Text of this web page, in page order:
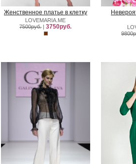
Женственное платье в клетку
LOVEMARIA.ME
7500руб.|3750руб.